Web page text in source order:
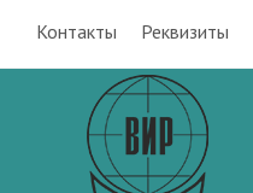
Контакты Реквизиты